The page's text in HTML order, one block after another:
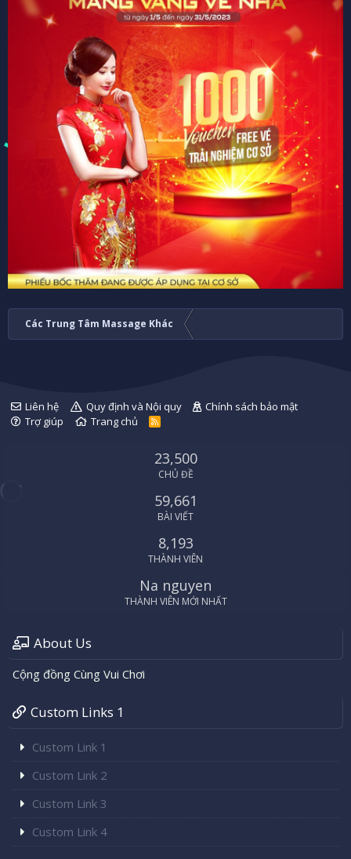
Các Trung Tâm Massage Khác
Liên hệ Quy định và Nội quy
Chính sách bảo mật
Trợ giúp
Trang chủ
R
23,500
CHỦ ĐỀ
59,661
BÀI VIẾT
8,193
THÀNH VIÊN
Na nguyen
THÀNH VIÊN MỚI NHẤT
About Us
Cộng đồng Cùng Vui Chơi
Custom Links 1
Custom Link 1
Custom Link 2
Custom Link 3
Custom Link 4